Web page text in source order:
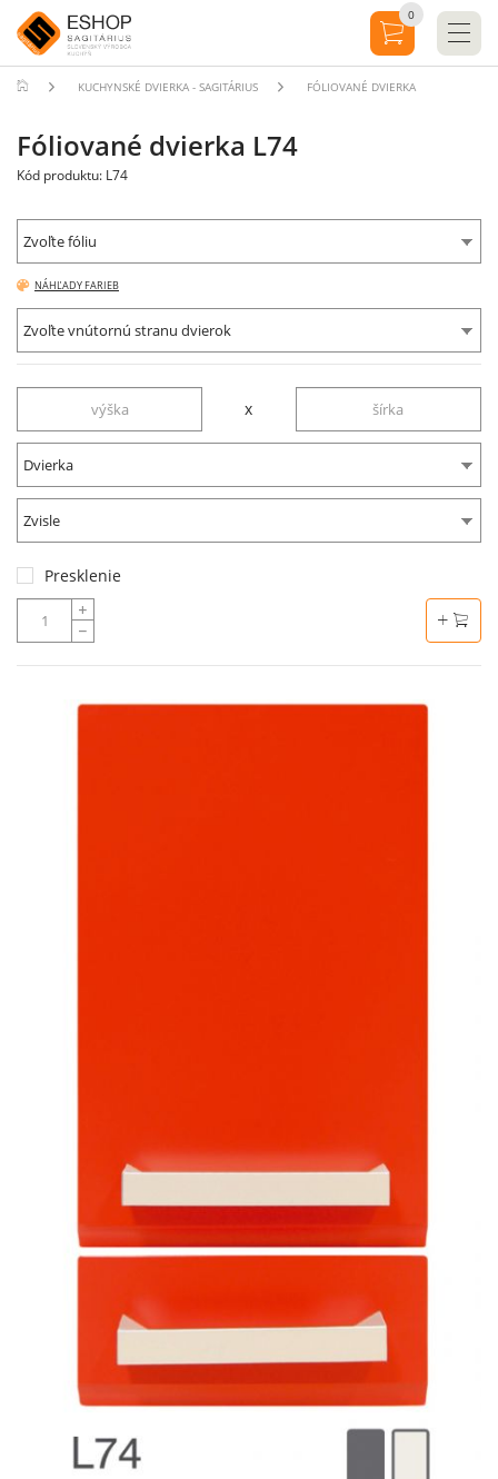
KUCHYNSKÉ DVIERKA - SAGITÁRIUS FÓLIOVANÉ DVIERKA
Fóliované dvierka L74
Kód produktu: L74
Zvoľte fóliu
NÁHĽADY FARIEB
Zvoľte vnútornú stranu dvierok
x
Dvierka
Zvisle
Presklenie
0